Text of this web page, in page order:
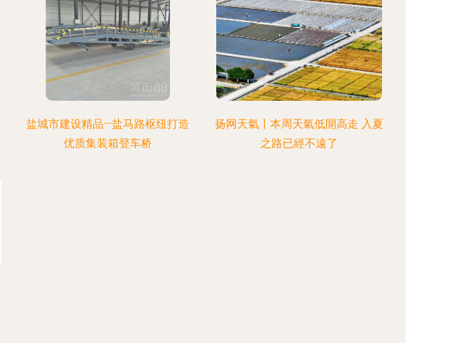
盐城市建设精品—盐马路枢纽打造
优质集装箱登车桥
扬网天氣丨本周天氣低開高走 入夏
之路已經不遠了